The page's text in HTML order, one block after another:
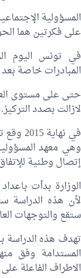
المسؤولية
على فكرتين هما
في تونس اليوم
المبادرات خاصة بعد
حتى على مستوى
لازالت بصدد التركيز.
في
وهي معهد
إتصال وطنية
الوزارة بدأت
لأن هذه الدراسة
ستقع والتوجهات
تهدف هذه الدراسة
المستدامة وفق
الاطراف الفاعلة